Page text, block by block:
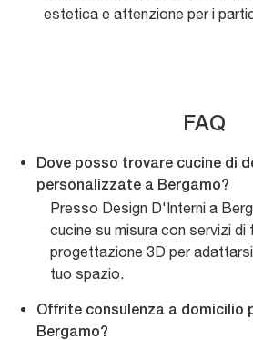
estetica e attenzione per i
FAQ
Dove posso trovare cucine di
personalizzate a Bergamo?
Presso Design D'Interni a
cucine su misura con servizi di
progettazione 3D per
tuo spazio.
Offrite consulenza a domicilio
Bergamo?